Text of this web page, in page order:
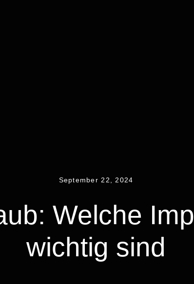
September 22, 2024
Welche
wichtig sind